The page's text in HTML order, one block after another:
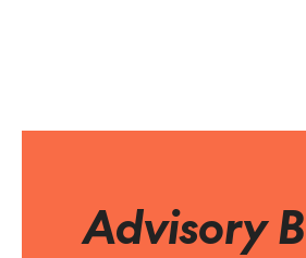
Advisory